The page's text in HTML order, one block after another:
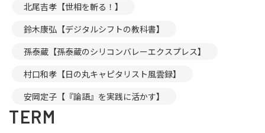
北尾吉孝【世相を斬る！】
鈴木康弘【デジタルシフトの教科書】
孫泰蔵【孫泰蔵のシリコンバレーエクスプレス】
村口和孝【日の丸キャピタリスト風雲録】
安岡定子【『論語』を実践に活かす】
TERM